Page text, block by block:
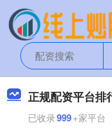
正规配资平台排
已收录999+家平台